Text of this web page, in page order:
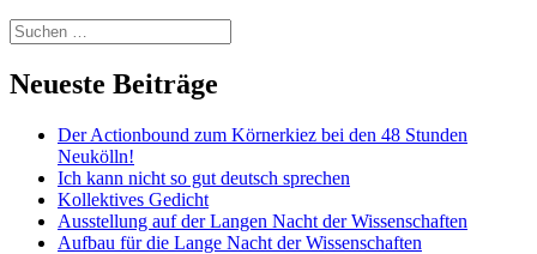
Suchen
nach:
Neueste Beiträge
Der Actionbound zum Körnerkiez bei den 48 Stunden
Neukölln!
Ich kann nicht so gut deutsch sprechen
Kollektives Gedicht
Ausstellung auf der Langen Nacht der Wissenschaften
Aufbau für die Lange Nacht der Wissenschaften